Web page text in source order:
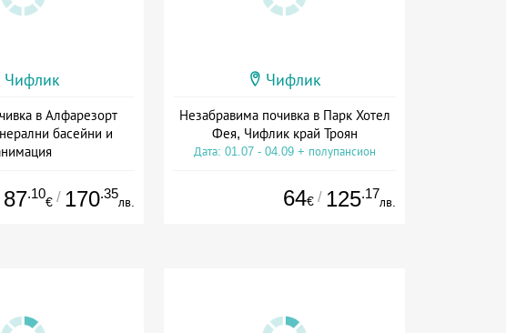
Чифлик
в Алфарезорт
басейни и
87.10
€ / 170.35
лв.
Чифлик
Незабравима почивка в Парк Хотел
Фея, Чифлик край Троян
Дата: 01.07 - 04.09 + полупансион
64€ / 125.17
лв.